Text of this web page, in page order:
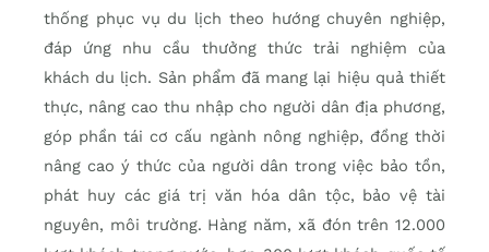
thống phục vụ du lịch theo hướng chuyên nghiệp,
đáp ứng nhu cầu thưởng thức trải nghiệm của
khách du lịch. Sản phẩm đã mang lại hiệu quả thiết
thực, nâng cao thu nhập cho người dân địa phương,
góp phần tái cơ cấu ngành nông nghiệp, đồng thời
nâng cao ý thức của người dân trong việc bảo tồn,
phát huy các giá trị văn hóa dân tộc, bảo vệ tài
nguyên, môi trường. Hàng năm, xã đón trên 12.000